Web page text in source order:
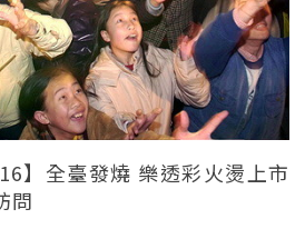
】全臺發燒 樂透彩火燙上市
問